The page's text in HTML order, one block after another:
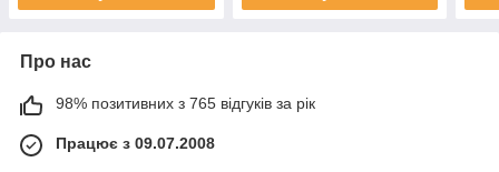
Про нас
98% позитивних з 765 відгуків за рік
Працює з 09.07.2008